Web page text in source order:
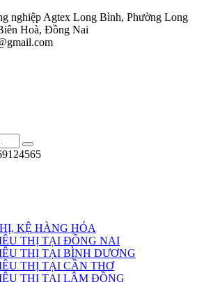
nghiệp Agtex Long Bình, Phường Long
Hoà, Đồng Nai
KỆ HÀNG HÓA
THỊ TẠI ĐỒNG NAI
THỊ TẠI BÌNH DƯƠNG
THỊ TẠI CẦN THƠ
THỊ TẠI LÂM ĐỒNG